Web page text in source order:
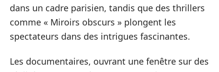
dans un cadre parisien, tandis que des thrillers
comme « Miroirs obscurs » plongent les
spectateurs dans des intrigues fascinantes.
Les documentaires, ouvrant une fenêtre sur des